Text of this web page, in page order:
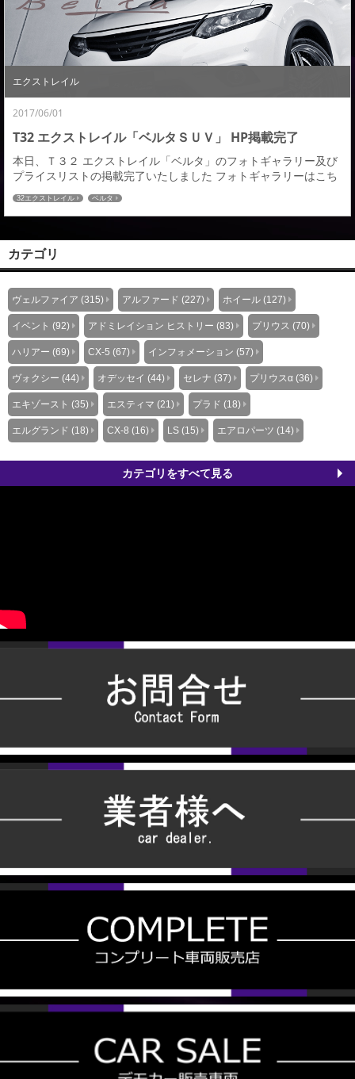
エクストレイル
2017/06/01
T32 エクストレイル「ベルタＳＵＶ」 HP掲載完了
本日、Ｔ３２ エクストレイル「ベルタ」のフォトギャラリー及び
プライスリストの掲載完了いたしました フォトギャラリーはこち
ら≫≫ プライスリストはこちら≫≫ Ｔ３２エクストレイルのエア
ロパーツをご検討中の皆様、ご検討の程どうぞ宜しくお願いいた
します。
32エクストレイル ベルタ
カテゴリ
ヴェルファイア (315) アルファード (227) ホイール (127)
イベント (92) アドミレイション ヒストリー (83) プリウス (70)
ハリアー (69) CX-5 (67) インフォメーション (57)
ヴォクシー (44) オデッセイ (44) セレナ (37) プリウスα (36)
エキゾースト (35) エスティマ (21) プラド (18)
エルグランド (18) CX-8 (16) LS (15) エアロパーツ (14)
カテゴリをすべて見る